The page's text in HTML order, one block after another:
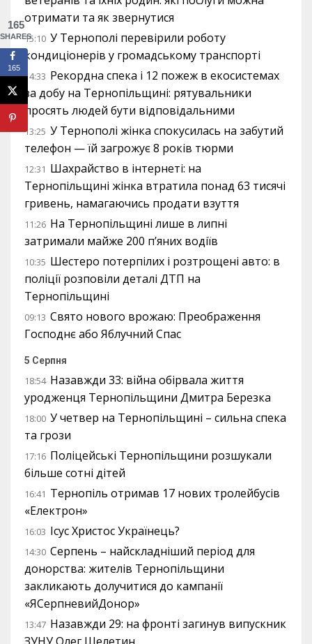
отримати та як звернутися
15:10 У Тернополі перевірили роботу
кондиціонерів у громадському транспорті
14:33 Рекордна спека і 12 пожеж в екосистемах
за добу на Тернопільщині: рятувальники
просять людей бути відповідальними
13:25 У Тернополі жінка спокусилась на забутий
телефон — їй загрожує 8 років тюрми
12:31 Шахрайство в інтернеті: на
Тернопільщині жінка втратила понад 63 тисячі
гривень, намагаючись продати взуття
11:26 На Тернопільщині лише в липні
затримали майже 200 п’яних водіїв
10:35 Шестеро потерпілих і розтрощені авто: в
поліції розповіли деталі ДТП на
Тернопільщині
09:13 Свято нового врожаю: Преображення
Господнє або Яблучний Спас
5 Серпня
18:54 Назавжди 33: війна обірвала життя
уродженця Тернопільщини Дмитра Березка
18:00 У четвер на Тернопільщині – сильна спека
та грози
17:16 Поліцейські Тернопільщини розшукали
більше сотні дітей
16:41 Тернопіль отримав 17 нових тролейбусів
«Електрон»
16:03 Ісус Христос Українець?
14:30 Серпень – найскладніший період для
донорства: жителів Тернопільщини
закликають долучитися до кампанії
«ЯСерпневийДонор»
13:47 Назавжди 29: на фронті загинув випускник
165
SHARES
165